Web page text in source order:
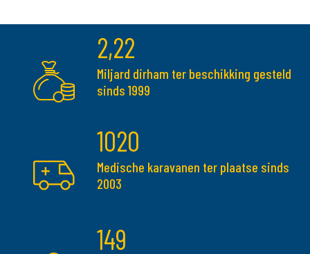
2,22
Miljard dirham ter beschikking gesteld
sinds 1999
1020
Medische karavanen ter plaatse sinds
2003
149